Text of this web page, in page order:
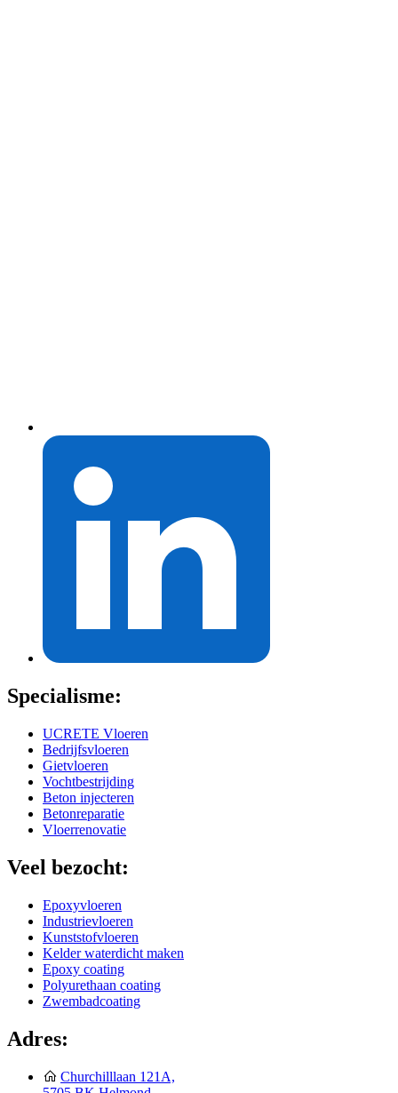
Specialisme:
UCRETE Vloeren
Bedrijfsvloeren
Gietvloeren
Vochtbestrijding
Beton injecteren
Betonreparatie
Vloerrenovatie
Veel bezocht:
Epoxyvloeren
Industrievloeren
Kunststofvloeren
Kelder waterdicht maken
Epoxy coating
Polyurethaan coating
Zwembadcoating
Adres:
Churchilllaan 121A,